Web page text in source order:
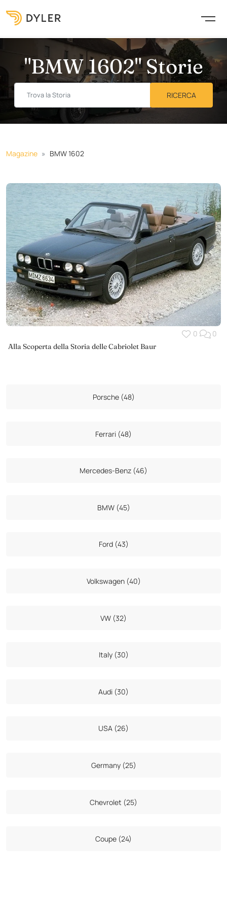
"BMW 1602" Storie
Magazine BMW 1602
0 0
Alla Scoperta della Storia delle Cabriolet Baur
Porsche (48)
Ferrari (48)
Mercedes-Benz (46)
BMW (45)
Ford (43)
Volkswagen (40)
VW (32)
Italy (30)
Audi (30)
USA (26)
Germany (25)
Chevrolet (25)
Coupe (24)